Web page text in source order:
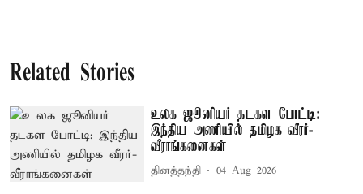
Related Stories
உலக ஜூனியர் தடகள போட்டி:
இந்திய அணியில் தமிழக வீரர்-
வீராங்கனைகள்
தினத்தந்தி 04 Aug 2026